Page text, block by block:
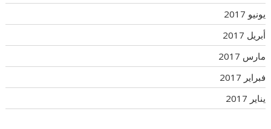
يونيو 2017
أبريل 2017
مارس 2017
فبراير 2017
يناير 2017